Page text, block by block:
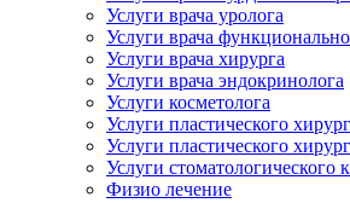
Услуги врача уролога
Услуги врача
Услуги врача хирурга
Услуги врача эндокринолога
Услуги косметолога
Услуги пластического
Услуги пластического
Услуги стоматологического
Физио лечение